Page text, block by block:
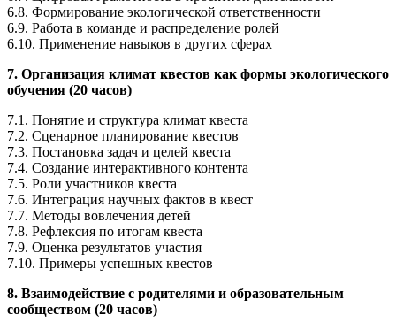
6.8. Формирование экологической ответственности
6.9. Работа в команде и распределение ролей
6.10. Применение навыков в других сферах
7. Организация климат квестов как формы экологического
обучения (20 часов)
7.1. Понятие и структура климат квеста
7.2. Сценарное планирование квестов
7.3. Постановка задач и целей квеста
7.4. Создание интерактивного контента
7.5. Роли участников квеста
7.6. Интеграция научных фактов в квест
7.7. Методы вовлечения детей
7.8. Рефлексия по итогам квеста
7.9. Оценка результатов участия
7.10. Примеры успешных квестов
8. Взаимодействие с родителями и образовательным
сообществом (20 часов)